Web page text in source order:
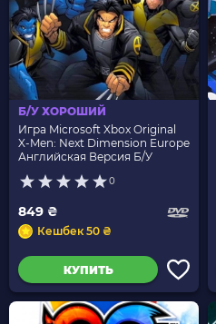
Б/У ХОРОШИЙ
Игра Microsoft Xbox Original
X-Men: Next Dimension Europe
Английская Версия Б/У
0
849 ₴
Кешбек 50 ₴
КУПИТЬ